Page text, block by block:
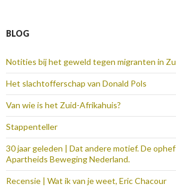
BLOG
Notities bij het geweld tegen migranten in
Het slachtofferschap van Donald Pols
Van wie is het Zuid-Afrikahuis?
Stappenteller
30 jaar geleden | Dat andere motief. De
Apartheids Beweging Nederland.
Recensie | Wat ik van je weet, Eric Chacour